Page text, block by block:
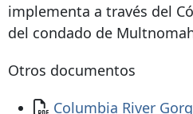
implementa a través del
del condado de
Otros documentos
Documento
Columbia River